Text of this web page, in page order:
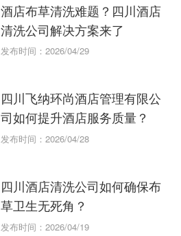
酒店布草清洗难题？四川酒店
清洗公司解决方案来了
发布时间：2026/04/29
四川飞纳环尚酒店管理有限公
司如何提升酒店服务质量？
发布时间：2026/04/28
四川酒店清洗公司如何确保布
草卫生无死角？
发布时间：2026/04/19